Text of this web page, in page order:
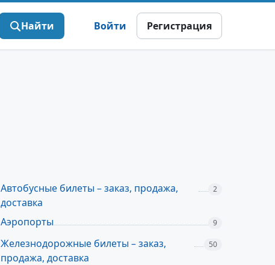
Найти Войти Регистрация
Автобусные билеты – заказ, продажа,
доставка
2
Аэропорты 9
Железнодорожные билеты – заказ,
продажа, доставка
50